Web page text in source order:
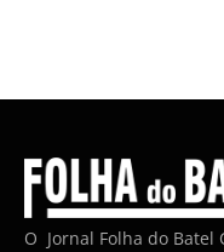
O Jornal Folha do Batel